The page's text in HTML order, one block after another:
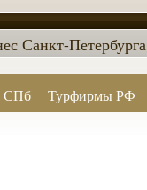
СПб Турфирмы РФ
Санкт-Петербурга